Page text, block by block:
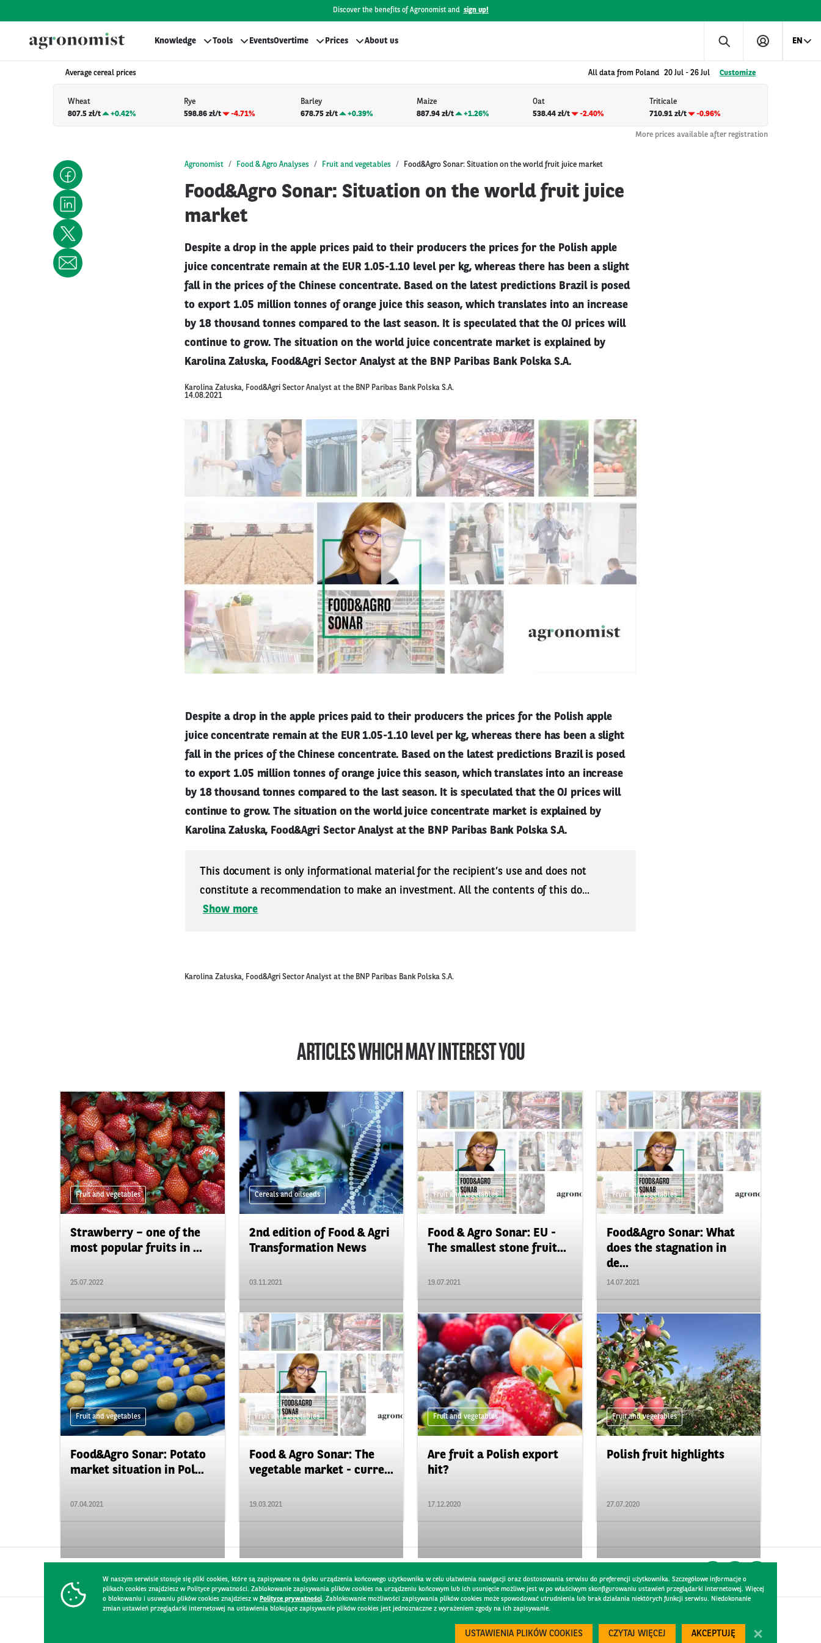
Discover the benefits of Agronomist and sign up!
Knowledge Tools EventsOvertime Prices About us EN
Average cereal prices All data from Poland 20 Jul - 26 Jul Customize
Wheat
807.5 zł/t
+0.42%
Rye
598.86 zł/t
-4.71%
Barley
678.75 zł/t
+0.39%
Maize
887.94 zł/t
+1.26%
Oat
538.44 zł/t
-2.40%
Triticale
710.91 zł/t
-0.96%
More prices available after registration
Agronomist Food & Agro Analyses Fruit and vegetables Food&Agro Sonar: Situation on the world fruit juice market
Food&Agro Sonar: Situation on the world fruit juice
market
Despite a drop in the apple prices paid to their producers the prices for the Polish apple
juice concentrate remain at the EUR 1.05-1.10 level per kg, whereas there has been a slight
fall in the prices of the Chinese concentrate. Based on the latest predictions Brazil is posed
to export 1.05 million tonnes of orange juice this season, which translates into an increase
by 18 thousand tonnes compared to the last season. It is speculated that the OJ prices will
continue to grow. The situation on the world juice concentrate market is explained by
Karolina Załuska, Food&Agri Sector Analyst at the BNP Paribas Bank Polska S.A.
Karolina Załuska, Food&Agri Sector Analyst at the BNP Paribas Bank Polska S.A.
14.08.2021
Despite a drop in the apple prices paid to their producers the prices for the Polish apple
juice concentrate remain at the EUR 1.05-1.10 level per kg, whereas there has been a slight
fall in the prices of the Chinese concentrate. Based on the latest predictions Brazil is posed
to export 1.05 million tonnes of orange juice this season, which translates into an increase
by 18 thousand tonnes compared to the last season. It is speculated that the OJ prices will
continue to grow. The situation on the world juice concentrate market is explained by
Karolina Załuska, Food&Agri Sector Analyst at the BNP Paribas Bank Polska S.A.
This document is only informational material for the recipient’s use and does not
constitute a recommendation to make an investment. All the contents of this do...
Show more
Karolina Załuska, Food&Agri Sector Analyst at the BNP Paribas Bank Polska S.A.
ARTICLES WHICH MAY INTEREST YOU
Fruit and vegetables
Strawberry – one of the
most popular fruits in ...
25.07.2022
Cereals and oilseeds
2nd edition of Food & Agri
Transformation News
03.11.2021
Fruit and vegetables
Food & Agro Sonar: EU -
The smallest stone fruit...
19.07.2021
Fruit and vegetables
Food&Agro Sonar: What
does the stagnation in
de...
14.07.2021
Fruit and vegetables
Food&Agro Sonar: Potato
market situation in Pol...
07.04.2021
Fruit and vegetables
Food & Agro Sonar: The
vegetable market - curre...
19.03.2021
Fruit and vegetables
Are fruit a Polish export
hit?
17.12.2020
Fruit and vegetables
Polish fruit highlights
27.07.2020
W naszym serwisie stosuje się pliki cookies, które są zapisywane na dysku urządzenia końcowego użytkownika w celu ułatwienia nawigacji oraz dostosowania serwisu do preferencji użytkownika. Szczegółowe informacje o
plikach cookies znajdziesz w Polityce prywatności. Zablokowanie zapisywania plików cookies na urządzeniu końcowym lub ich usunięcie możliwe jest w po właściwym skonfigurowaniu ustawień przeglądarki internetowej. Więcej
o blokowaniu i usuwaniu plików cookies znajdziesz w Polityce prywatności. Zablokowanie możliwości zapisywania plików cookies może spowodować utrudnienia lub brak działania niektórych funkcji serwisu. Niedokonanie
zmian ustawień przeglądarki internetowej na ustawienia blokujące zapisywanie plików cookies jest jednoznaczne z wyrażeniem zgody na ich zapisywanie.
USTAWIENIA PLIKÓW COOKIES CZYTAJ WIĘCEJ AKCEPTUJĘ
Created by 300.codes